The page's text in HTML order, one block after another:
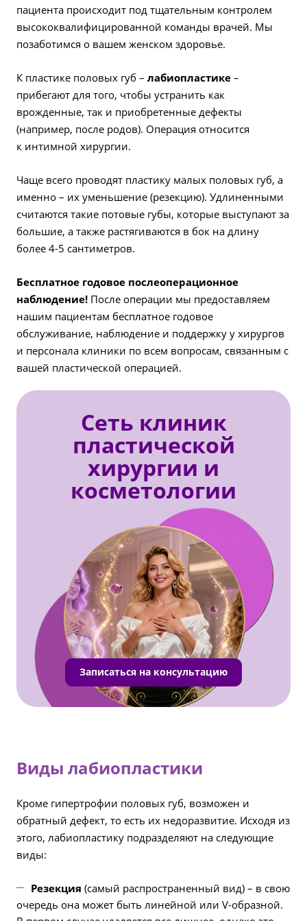
пациента происходит под тщательным контролем
высококвалифицированной команды врачей. Мы
позаботимся о вашем женском здоровье.
К пластике половых губ – лабиопластике –
прибегают для того, чтобы устранить как
врожденные, так и приобретенные дефекты
(например, после родов). Операция относится
к интимной хирургии.
Чаще всего проводят пластику малых половых губ, а
именно – их уменьшение (резекцию). Удлиненными
считаются такие потовые губы, которые выступают за
большие, а также растягиваются в бок на длину
более 4-5 сантиметров.
Бесплатное годовое послеоперационное
наблюдение! После операции мы предоставляем
нашим пациентам бесплатное годовое
обслуживание, наблюдение и поддержку у хирургов
и персонала клиники по всем вопросам, связанным с
вашей пластической операцией.
Сеть клиник
пластической
хирургии и
косметологии
Записаться на консультацию
Виды лабиопластики
Кроме гипертрофии половых губ, возможен и
обратный дефект, то есть их недоразвитие. Исходя из
этого, лабиопластику подразделяют на следующие
виды:
Резекция (самый распространенный вид) – в свою
очередь она может быть линейной или V-образной.